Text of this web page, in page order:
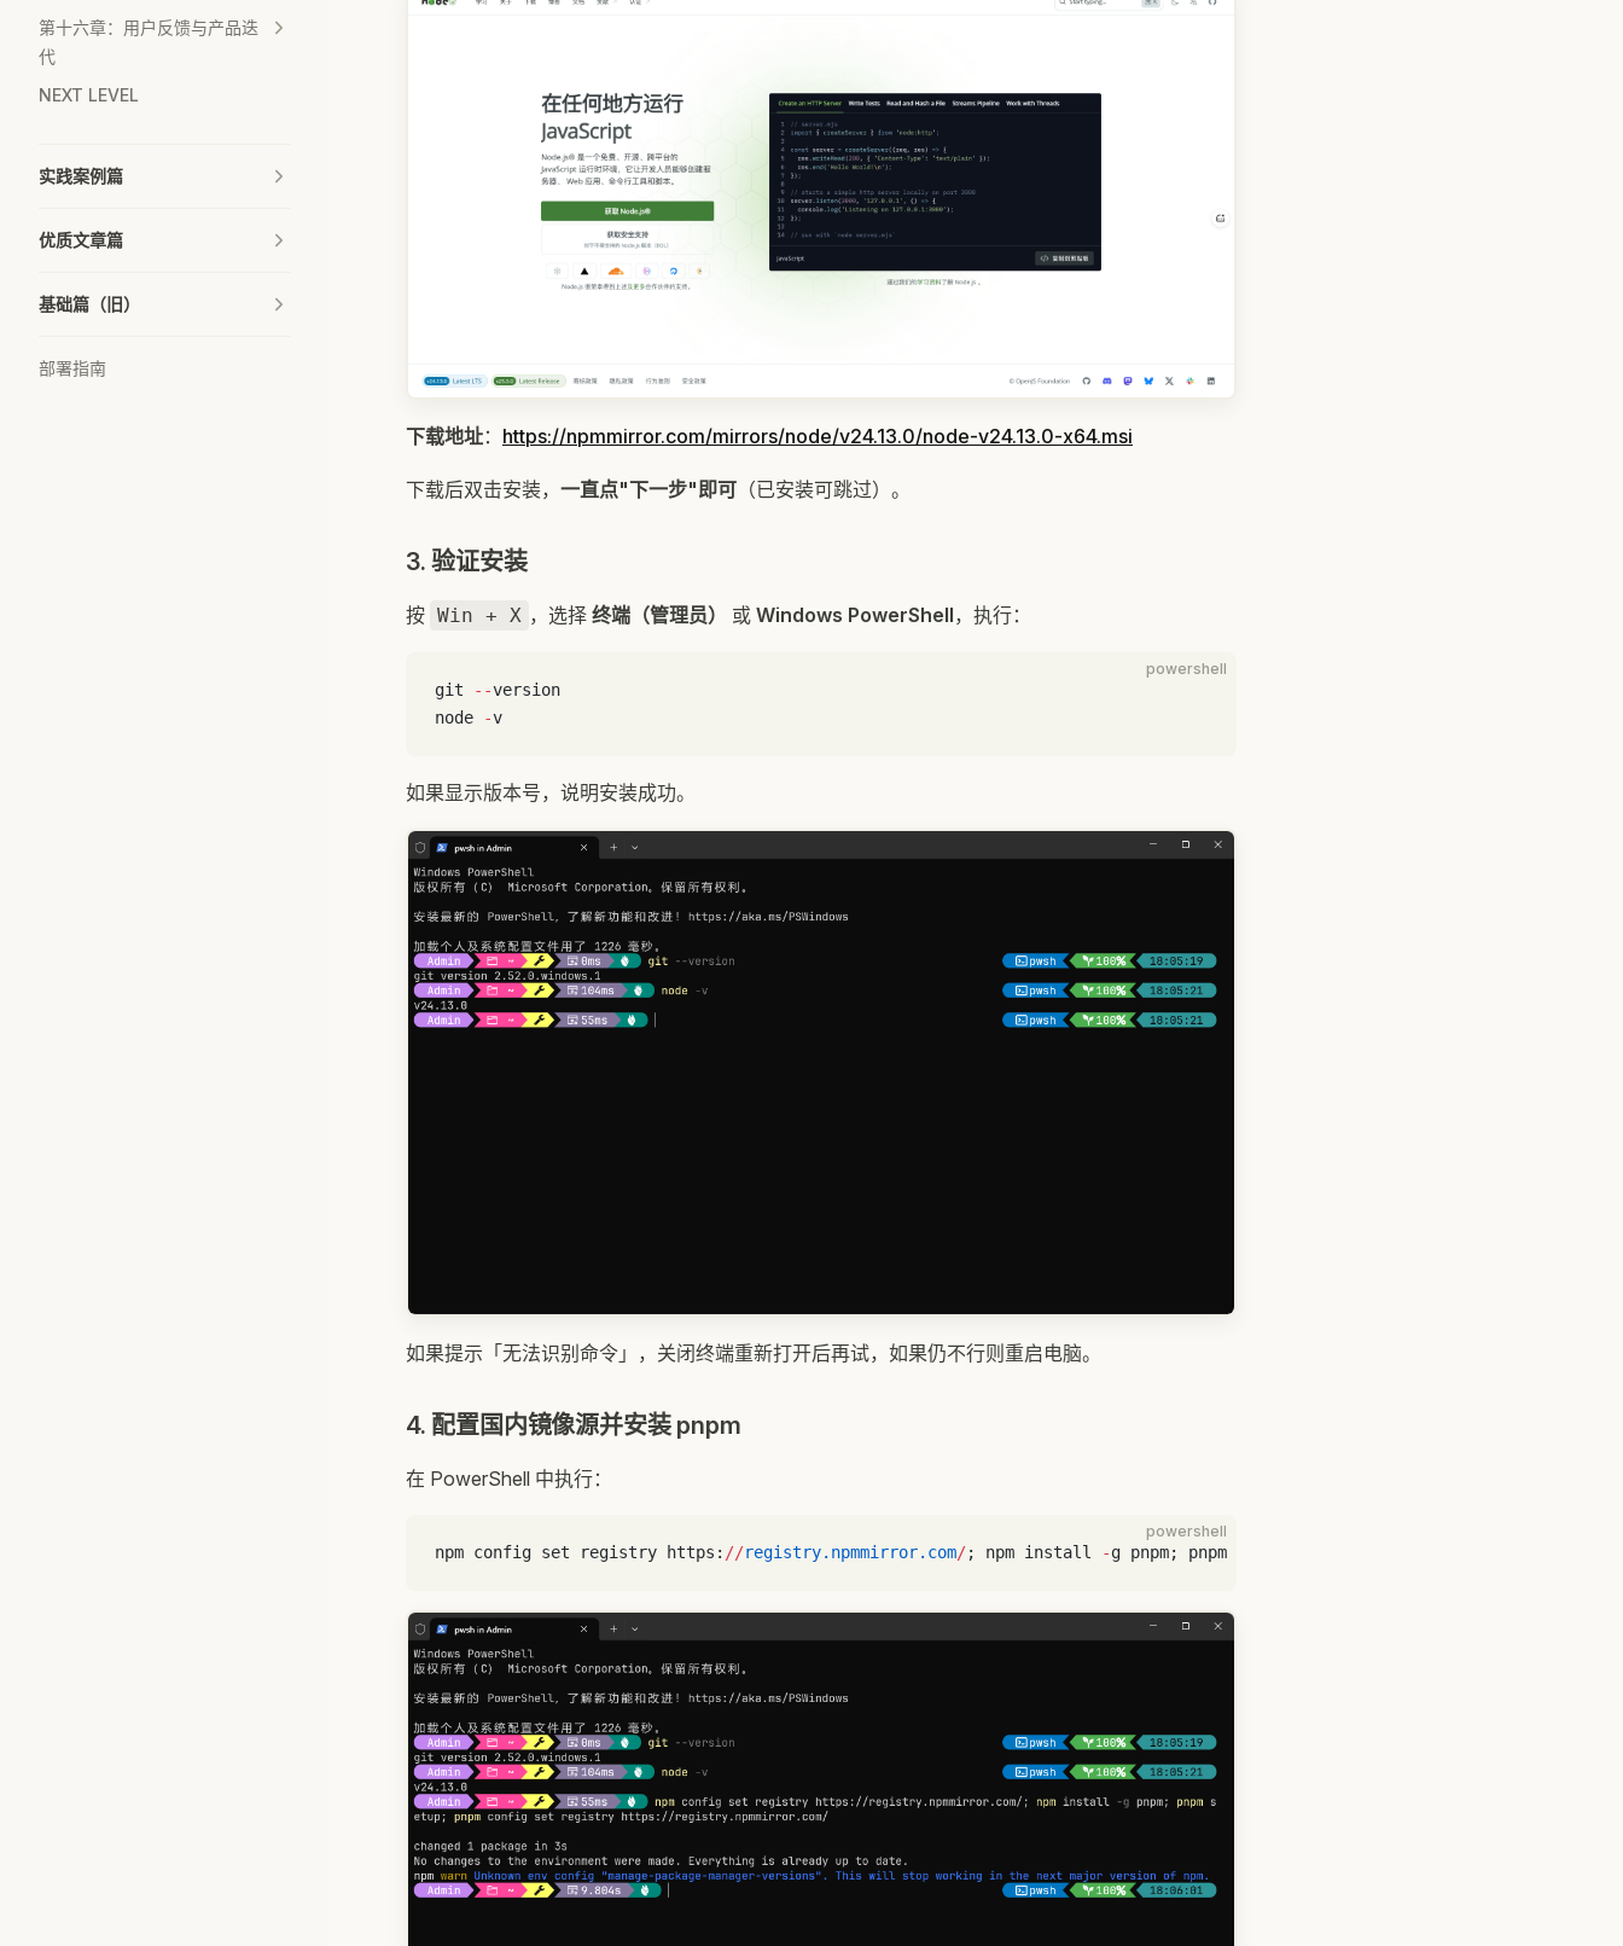
第十六章：用户反馈与产品迭
代
NEXT LEVEL
实践案例篇
优质文章篇
基础篇（旧）
部署指南
下载地址： https://npmmirror.com/mirrors/node/v24.13.0/node-v24.13.0-x64.msi
下载后双击安装， 一直点"下一步"即可 （已安装可跳过）。
3. 验证安装
按 Win + X ，选择 终端（管理员） 或 Windows PowerShell，执行：
powershell
git --version
node
-v
如果显示版本号，说明安装成功。
如果提示「无法识别命令」，关闭终端重新打开后再试，如果仍不行则重启电脑。
4. 配置国内镜像源并安装 pnpm
在 PowerShell 中执行：
powershell
npm config set registry https: //registry.npmmirror.com/; npm install -g pnpm; pnpm setup; pnpm config set registry https: